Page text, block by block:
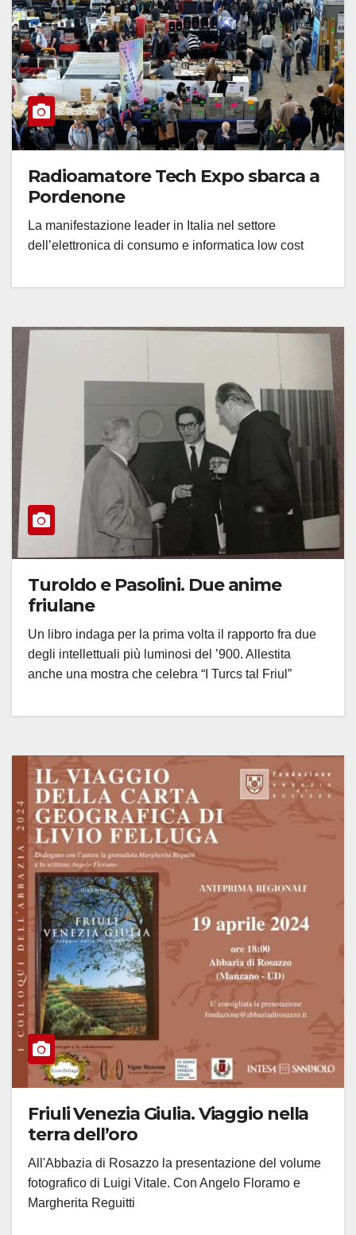
Radioamatore Tech Expo sbarca a
Pordenone
La manifestazione leader in Italia nel settore
dell’elettronica di consumo e informatica low cost
Turoldo e Pasolini. Due anime
friulane
Un libro indaga per la prima volta il rapporto fra due
degli intellettuali più luminosi del ’900. Allestita
anche una mostra che celebra “I Turcs tal Friul”
Friuli Venezia Giulia. Viaggio nella
terra dell’oro
All'Abbazia di Rosazzo la presentazione del volume
fotografico di Luigi Vitale. Con Angelo Floramo e
Margherita Reguitti